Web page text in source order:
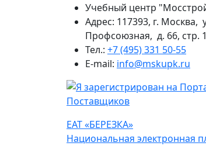
Учебный центр
Адрес: 117393, г. Москва,
Профсоюзная, д. 66, стр. 1
Тел.: +7 (495) 331 50-55
E-mail: info@mskupk.ru
ЕАТ «БЕРЕЗКА»
Национальная электронная